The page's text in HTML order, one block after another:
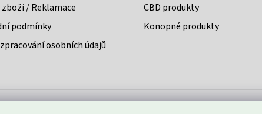
zboží / Reklamace
podmínky
osobních údajů
CBD produkty
Konopné produkty